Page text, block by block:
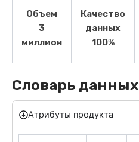
Объем
3
миллион
Качество
данных
100%
Словарь данных
Атрибуты продукта